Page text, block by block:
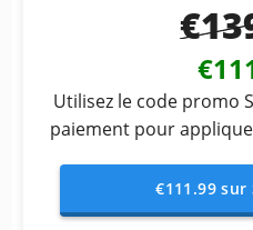
Utilisez le code promo
paiement pour
€111.99